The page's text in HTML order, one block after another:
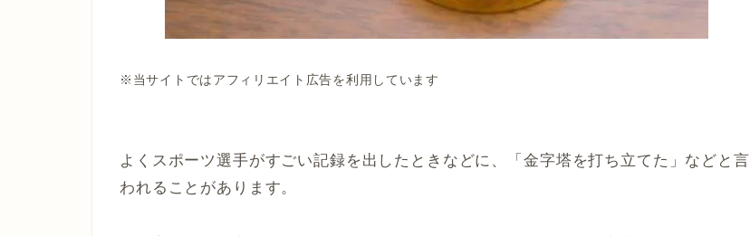
※当サイトではアフィリエイト広告を利用しています
よくスポーツ選手がすごい記録を出したときなどに、「金字塔を打ち立てた」などと言
われることがあります。